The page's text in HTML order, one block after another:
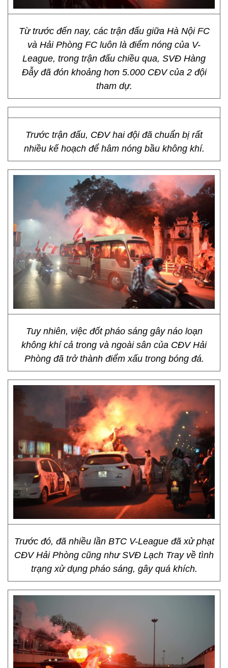
Từ trước đến nay, các trận đấu giữa Hà Nội FC
và Hải Phòng FC luôn là điểm nóng của V-
League, trong trận đấu chiều qua, SVĐ Hàng
Đẫy đã đón khoảng hơn 5.000 CĐV của 2 đội
tham dự.
Trước trận đấu, CĐV hai đội đã chuẩn bị rất
nhiều kế hoạch để hâm nóng bầu không khí.
Tuy nhiên, việc đốt pháo sáng gây náo loạn
không khí cả trong và ngoài sân của CĐV Hải
Phòng đã trở thành điểm xấu trong bóng đá.
Trước đó, đã nhiều lần BTC V-League đã xử phạt
CĐV Hải Phòng cũng như SVĐ Lạch Tray về tình
trạng xử dụng pháo sáng, gây quá khích.